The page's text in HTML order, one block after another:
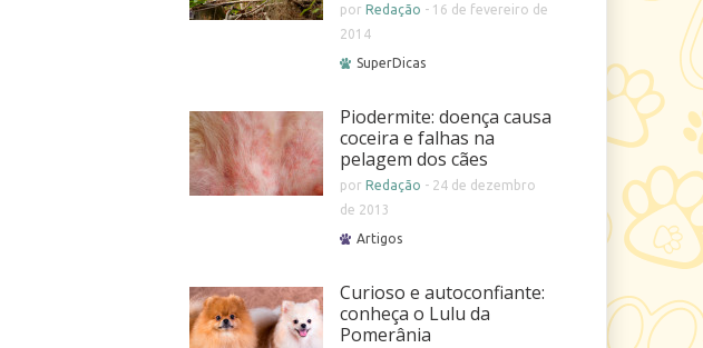
porRedação - 16 de fevereiro de
2014
SuperDicas
Piodermite: doença causa
coceira e falhas na
pelagem dos cães
porRedação - 24 de dezembro
de 2013
Artigos
Curioso e autoconfiante:
conheça o Lulu da
Pomerânia